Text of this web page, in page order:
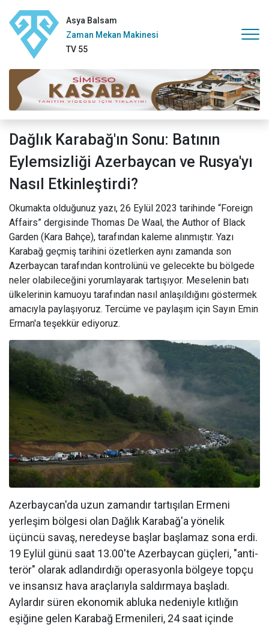
Asya Balsam
Zaman Mekan Makinesi
TV 55
Dağlık Karabağ'ın Sonu: Batının
Eylemsizliği Azerbaycan ve Rusya'yı
Nasıl Etkinleştirdi?
Okumakta olduğunuz yazı, 26 Eylül 2023 tarihinde “Foreign
Affairs” dergisinde Thomas De Waal, the Author of Black
Garden (Kara Bahçe), tarafından kaleme alınmıştır. Yazı
Karabağ geçmiş tarihini özetlerken aynı zamanda son
Azerbaycan tarafından kontrolünü ve gelecekte bu bölgede
neler olabileceğini yorumlayarak tartışıyor. Meselenin batı
ülkelerinin kamuoyu tarafından nasıl anlaşıldığını göstermek
amacıyla paylaşıyoruz. Tercüme ve paylaşım için Sayın Emin
Erman'a teşekkür ediyoruz.
Azerbaycan'da uzun zamandır tartışılan Ermeni
yerleşim bölgesi olan Dağlık Karabağ'a yönelik
üçüncü savaş, neredeyse başlar başlamaz sona erdi.
19 Eylül günü saat 13.00'te Azerbaycan güçleri, "anti-
terör" olarak adlandırdığı operasyonla bölgeye topçu
ve insansız hava araçlarıyla saldırmaya başladı.
Aylardır süren ekonomik abluka nedeniyle kıtlığın
eşiğine gelen Karabağ Ermenileri, 24 saat içinde